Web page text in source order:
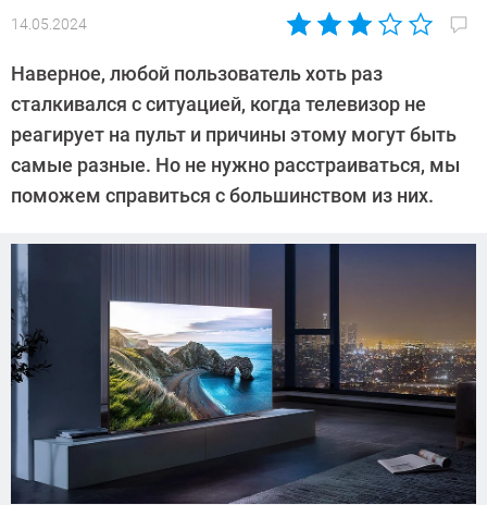
14.05.2024
Автор:
Иванов
Наверное, любой пользователь хоть раз
сталкивался с ситуацией, когда телевизор не
реагирует на пульт и причины этому могут быть
самые разные. Но не нужно расстраиваться, мы
поможем справиться с большинством из них.